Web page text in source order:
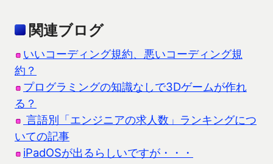
関連ブログ
いいコーディング規約、悪いコーディング規
約？
プログラミングの知識なしで3Dゲームが作れ
る？
言語別「エンジニアの求人数」ランキングにつ
いての記事
iPadOSが出るらしいですが・・・